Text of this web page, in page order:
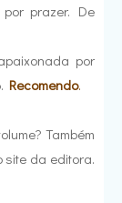
por prazer. De
por
Recomendo.
Também
site da editora.